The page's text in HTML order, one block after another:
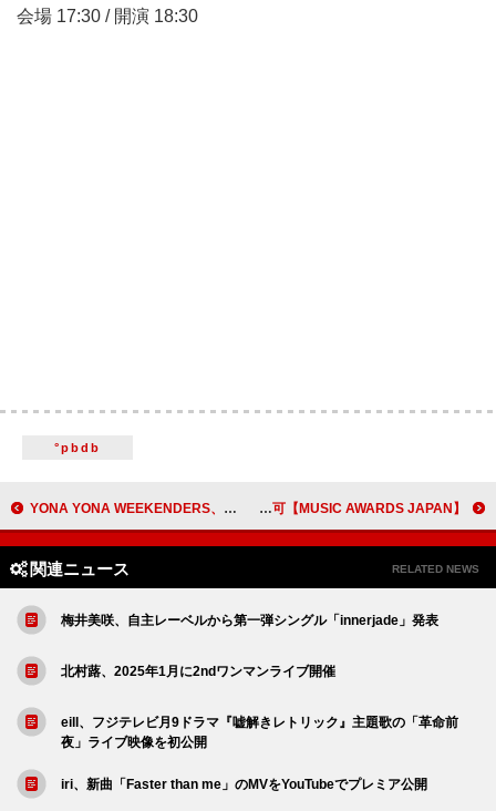
会場 17:30 / 開演 18:30
°pbdb
YONA YONA WEEKENDERS、恒例の周年ワンマンライブを東京・大阪で開催 【MUSIC AWARDS JAPAN】表彰部門の詳細や投票方法など発表、Spotifyで一般投票も可
関連ニュース RELATED NEWS
梅井美咲、自主レーベルから第一弾シングル「innerjade」発表
北村蕗、2025年1月に2ndワンマンライブ開催
eill、フジテレビ月9ドラマ『嘘解きレトリック』主題歌の「革命前
夜」ライブ映像を初公開
iri、新曲「Faster than me」のMVをYouTubeでプレミア公開